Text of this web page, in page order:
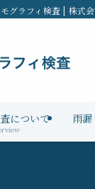
グラフィ検査 | 株式
について 雨